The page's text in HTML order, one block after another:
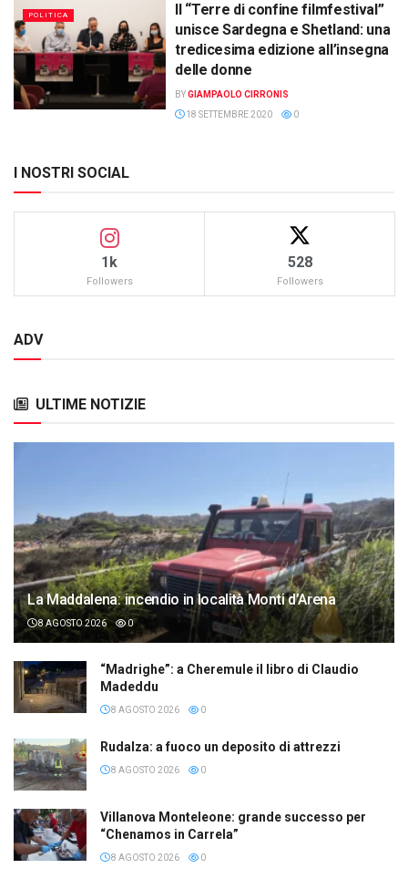
POLITICA
Il “Terre di confine filmfestival”
unisce Sardegna e Shetland: una
tredicesima edizione all’insegna
delle donne
BYGIAMPAOLO CIRRONIS
18 SETTEMBRE 2020
0
I NOSTRI SOCIAL
1k
Followers
528
Followers
ADV
ULTIME NOTIZIE
La Maddalena: incendio in località Monti d’Arena
8 AGOSTO 2026 0
“Madrighe”: a Cheremule il libro di Claudio
Madeddu
8 AGOSTO 2026 0
Rudalza: a fuoco un deposito di attrezzi
8 AGOSTO 2026 0
Villanova Monteleone: grande successo per
“Chenamos in Carrela”
8 AGOSTO 2026 0